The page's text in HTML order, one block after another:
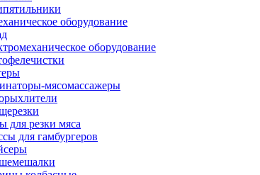
оборудование
оборудование
мясомассажеры
для резки мяса
для гамбургеров